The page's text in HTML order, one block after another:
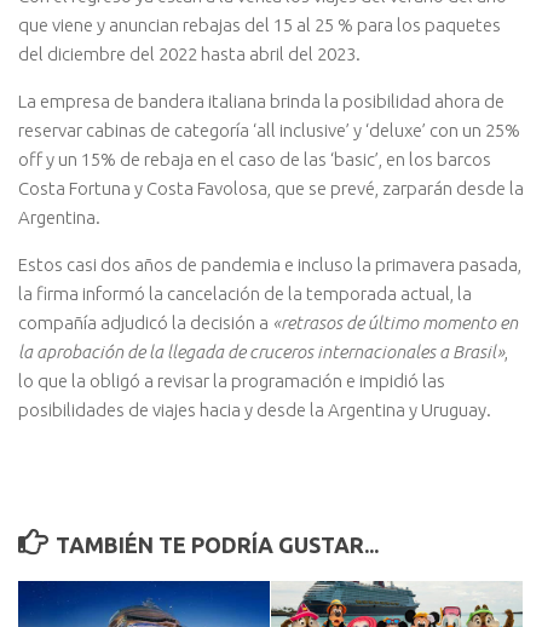
que viene y anuncian rebajas del 15 al 25 % para los paquetes
del diciembre del 2022 hasta abril del 2023.
La empresa de bandera italiana brinda la posibilidad ahora de
reservar cabinas de categoría ‘all inclusive’ y ‘deluxe’ con un 25%
off y un 15% de rebaja en el caso de las ‘basic’, en los barcos
Costa Fortuna y Costa Favolosa, que se prevé, zarparán desde la
Argentina.
Estos casi dos años de pandemia e incluso la primavera pasada,
la firma informó la cancelación de la temporada actual, la
compañía adjudicó la decisión a «retrasos de último momento en
la aprobación de la llegada de cruceros internacionales a Brasil»,
lo que la obligó a revisar la programación e impidió las
posibilidades de viajes hacia y desde la Argentina y Uruguay.
TAMBIÉN TE PODRÍA GUSTAR...